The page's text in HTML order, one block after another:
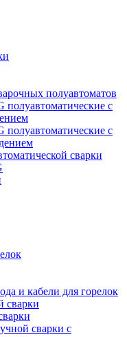
полуавтоматов
с
с
сварки
и кабели для горелок
сварки
сварки с